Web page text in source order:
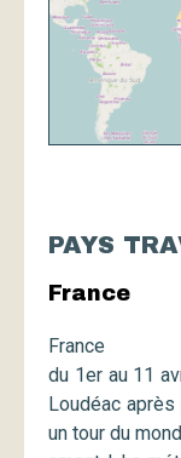
PAYS
France
France
du 1er au 11
Loudéac
un tour du